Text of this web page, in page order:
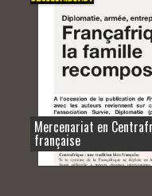
Mercenariat en
française